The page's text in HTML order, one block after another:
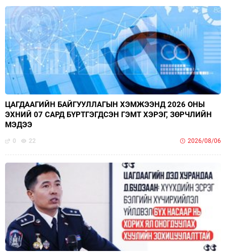
ЦАГДААГИЙН БАЙГУУЛЛАГЫН ХЭМЖЭЭНД 2026 ОНЫ
ЭХНИЙ 07 САРД БҮРТГЭГДСЭН ГЭМТ ХЭРЭГ, ЗӨРЧЛИЙН
МЭДЭЭ
0 22 2026/08/06